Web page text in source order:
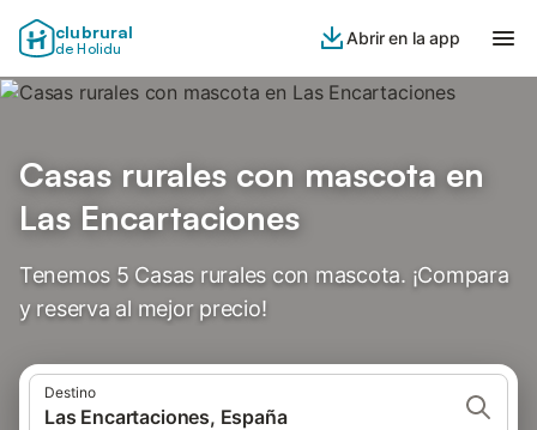
clubrural
de Holidu
Abrir en la app
Casas rurales con mascota en
Las Encartaciones
Tenemos 5 Casas rurales con mascota. ¡Compara
y reserva al mejor precio!
Destino
Las Encartaciones, España